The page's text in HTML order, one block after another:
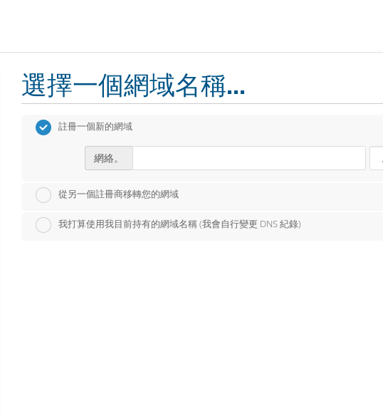
選擇一個網域名稱...
註冊一個新的網域
網絡。
從另一個註冊商移轉您的網域
我打算使用我目前持有的網域名稱 (我會自行變更 DNS 紀錄)